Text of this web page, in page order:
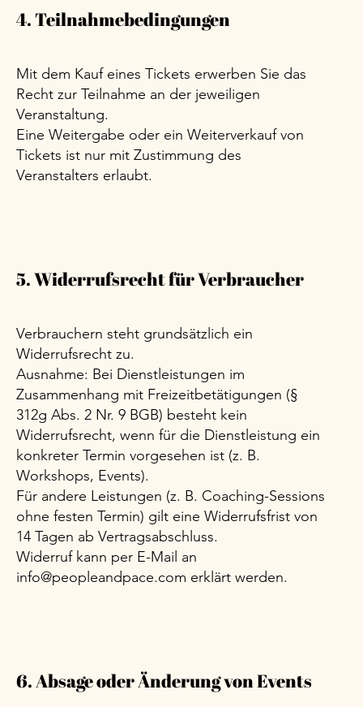
4. Teilnahmebedingungen
Mit dem Kauf eines Tickets erwerben Sie das
Recht zur Teilnahme an der jeweiligen
Veranstaltung.
Eine Weitergabe oder ein Weiterverkauf von
Tickets ist nur mit Zustimmung des
Veranstalters erlaubt.
5. Widerrufsrecht für Verbraucher
Verbrauchern steht grundsätzlich ein
Widerrufsrecht zu.
Ausnahme: Bei Dienstleistungen im
Zusammenhang mit Freizeitbetätigungen (§
312g Abs. 2 Nr. 9 BGB) besteht kein
Widerrufsrecht, wenn für die Dienstleistung ein
konkreter Termin vorgesehen ist (z. B.
Workshops, Events).
Für andere Leistungen (z. B. Coaching-Sessions
ohne festen Termin) gilt eine Widerrufsfrist von
14 Tagen ab Vertragsabschluss.
Widerruf kann per E-Mail an
info@peopleandpace.com erklärt werden.
6. Absage oder Änderung von Events